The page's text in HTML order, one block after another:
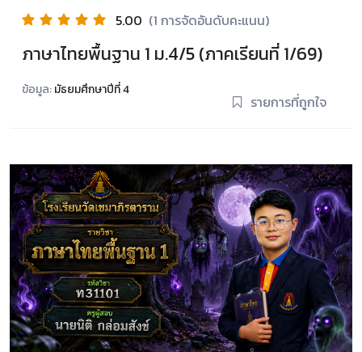
5.00 (1 การจัดอันดับคะแนน)
ภาษาไทยพื้นฐาน 1 ม.4/5 (ภาคเรียนที่ 1/69)
ข้อมูล:มัธยมศึกษาปีที่ 4
รายการที่ถูกใจ